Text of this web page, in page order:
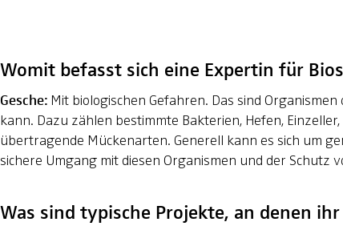
Womit befasst sich eine Expertin für
Gesche: Mit biologischen Gefahren. Das sind
kann. Dazu zählen bestimmte Bakterien, Hefen,
übertragende Mückenarten. Generell kann es sich um
sichere Umgang mit diesen Organismen und der
Was sind typische Projekte, an denen